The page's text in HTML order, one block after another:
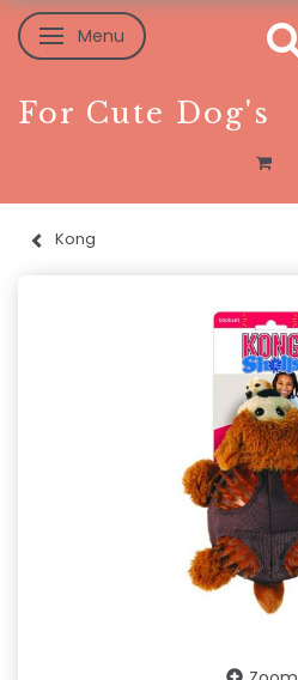
Skifte navigation
Menu
For Cute Dog's
Kong